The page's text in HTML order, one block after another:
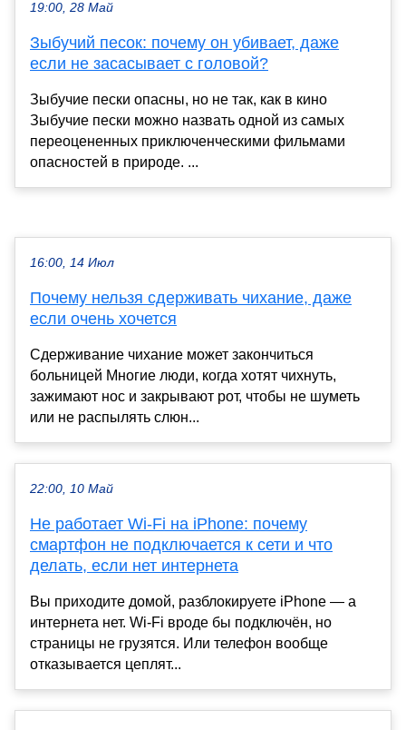
19:00, 28 Май
Зыбучий песок: почему он убивает, даже
если не засасывает с головой?
Зыбучие пески опасны, но не так, как в кино
Зыбучие пески можно назвать одной из самых
переоцененных приключенческими фильмами
опасностей в природе. ...
16:00, 14 Июл
Почему нельзя сдерживать чихание, даже
если очень хочется
Сдерживание чихание может закончиться
больницей Многие люди, когда хотят чихнуть,
зажимают нос и закрывают рот, чтобы не шуметь
или не распылять слюн...
22:00, 10 Май
Не работает Wi-Fi на iPhone: почему
смартфон не подключается к сети и что
делать, если нет интернета
Вы приходите домой, разблокируете iPhone — а
интернета нет. Wi-Fi вроде бы подключён, но
страницы не грузятся. Или телефон вообще
отказывается цеплят...